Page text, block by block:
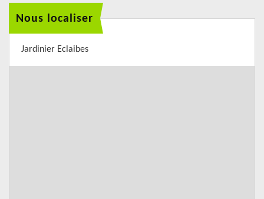
Nous localiser
Jardinier Eclaibes